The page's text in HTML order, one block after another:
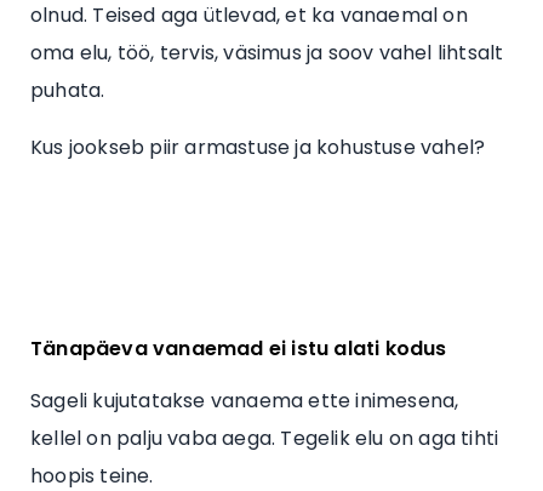
olnud. Teised aga ütlevad, et ka vanaemal on
oma elu, töö, tervis, väsimus ja soov vahel lihtsalt
puhata.
Kus jookseb piir armastuse ja kohustuse vahel?
Tänapäeva vanaemad ei istu alati kodus
Sageli kujutatakse vanaema ette inimesena,
kellel on palju vaba aega. Tegelik elu on aga tihti
hoopis teine.